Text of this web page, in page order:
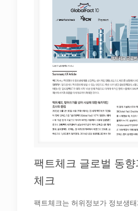
팩트체크 글로벌 동향
체크
팩트체크는 허위정보가 정보생